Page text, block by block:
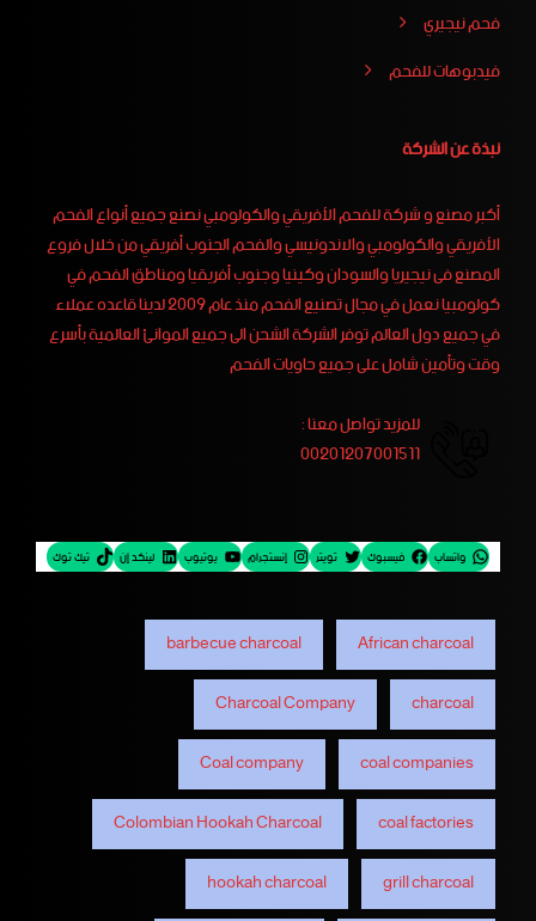
فحم نيجيري
فيدبوهات للفحم
نبذة عن الشركة
أكبر مصنع و شركة للفحم الأفريقي والكولومبي نصنع جميع أنواع الفحم
الأفريقي والكولومبي والاندونيسي والفحم الجنوب أفريقي من خلال فروع
المصنع فى نيجيريا والسودان وكينيا وجنوب أفريقيا ومناطق الفحم في
كولومبيا نعمل في مجال تصنيع الفحم منذ عام 2009 لدينا قاعده عملاء
في جميع دول العالم توفر الشركة الشحن الى جميع الموانئ العالمية بأسرع
وقت وتأمين شامل على جميع حاويات الفحم
للمزيد تواصل معنا :
00201207001511
واتساب فيسبوك تويتر إنستجرام يوتيوب لينكد إن تيك توك
African charcoal
barbecue charcoal
charcoal
Charcoal Company
coal companies
Coal company
coal factories
Colombian Hookah Charcoal
grill charcoal
hookah charcoal